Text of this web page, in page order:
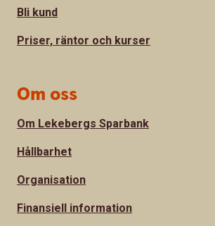
Bli kund
Priser, räntor och kurser
Om oss
Om Lekebergs Sparbank
Hållbarhet
Organisation
Finansiell information